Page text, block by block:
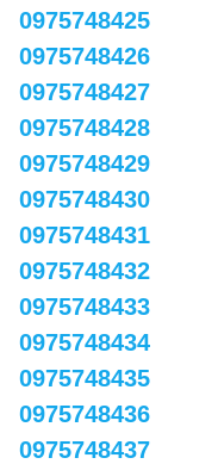
0975748425
0975748426
0975748427
0975748428
0975748429
0975748430
0975748431
0975748432
0975748433
0975748434
0975748435
0975748436
0975748437